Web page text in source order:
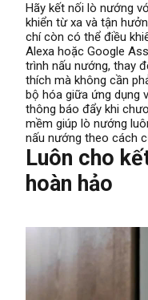
Hãy kết nối lò nướng
khiển từ xa và tận
chí còn có thể điều
Alexa hoặc Google
trình nấu nướng, thay
thích mà không cần
bộ hóa giữa ứng dụng
thông báo đẩy khi
mềm giúp lò nướng
nấu nướng theo cách
Luôn cho
hoàn hảo